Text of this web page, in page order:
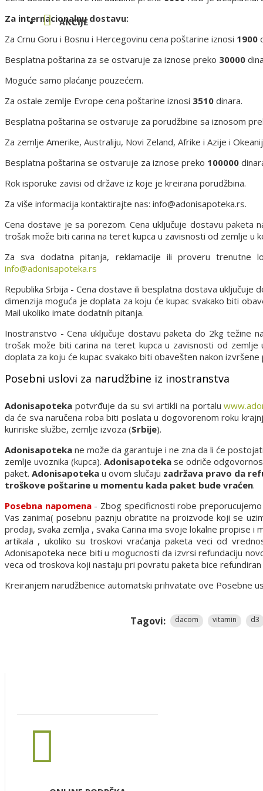
AKCIJE
Za internacionalnu dostavu:
Za Crnu Goru i Bosnu i Hercegovinu cena poštarine iznosi 1900
Besplatna poštarina za se ostvaruje za iznose preko 30000
Moguće samo plaćanje pouzećem.
Za ostale zemlje Evrope cena poštarine iznosi 3510 dinara.
Besplatna poštarina se ostvaruje za porudžbine sa iznosom
Za zemlje Amerike, Australiju, Novi Zeland, Afrike i Azije i
Besplatna poštarina se ostvaruje za iznose preko 100000
Rok isporuke zavisi od države iz koje je kreirana porudžbina.
Za više informacija kontaktirajte nas: info@adonisapoteka.rs.
Cena dostave je sa porezom. Cena uključuje dostavu paketa
trošak može biti carina na teret kupca u zavisnosti od zemlje u
Za sva dodatna pitanja, reklamacije ili proveru trenutne
info@adonisapoteka.rs
Republika Srbija - Cena dostave ili besplatna dostava
dimenzija moguća je doplata za koju će kupac svakako biti
Mail ukoliko imate dodatnih pitanja.
Inostranstvo - Cena uključuje dostavu paketa do 2kg težine
trošak može biti carina na teret kupca u zavisnosti od
doplata za koju će kupac svakako biti obavešten nakon
Posebni uslovi za narudžbine iz inostranstva
Adonisapoteka potvrđuje da su svi artikli na portalu
da će sva naručena roba biti poslata u dogovorenom roku
kuririske službe, zemlje izvoza (Srbije).
Adonisapoteka ne može da garantuje i ne zna da li će
zemlje uvoznika (kupca). Adonisapoteka se odriče
paket. Adonisapoteka u ovom slučaju zadržava pravo da
troškove poštarine u momentu kada paket bude vraćen.
Posebna napomena- Zbog specificnosti robe
Vas zanima( posebnu paznju obratite na proizvode koji se
prodaji, svaka zemlja , svaka Carina ima svoje lokalne propise
artikala , ukoliko su troskovi vraćanja paketa veci od
Adonisapoteka nece biti u mogucnosti da izvrsi refundaciju
veca od troskova koji nastaju pri povratu paketa bice
Kreiranjem narudžbenice automatski prihvatate ove Posebne
Tagovi: dacom vitamin d3